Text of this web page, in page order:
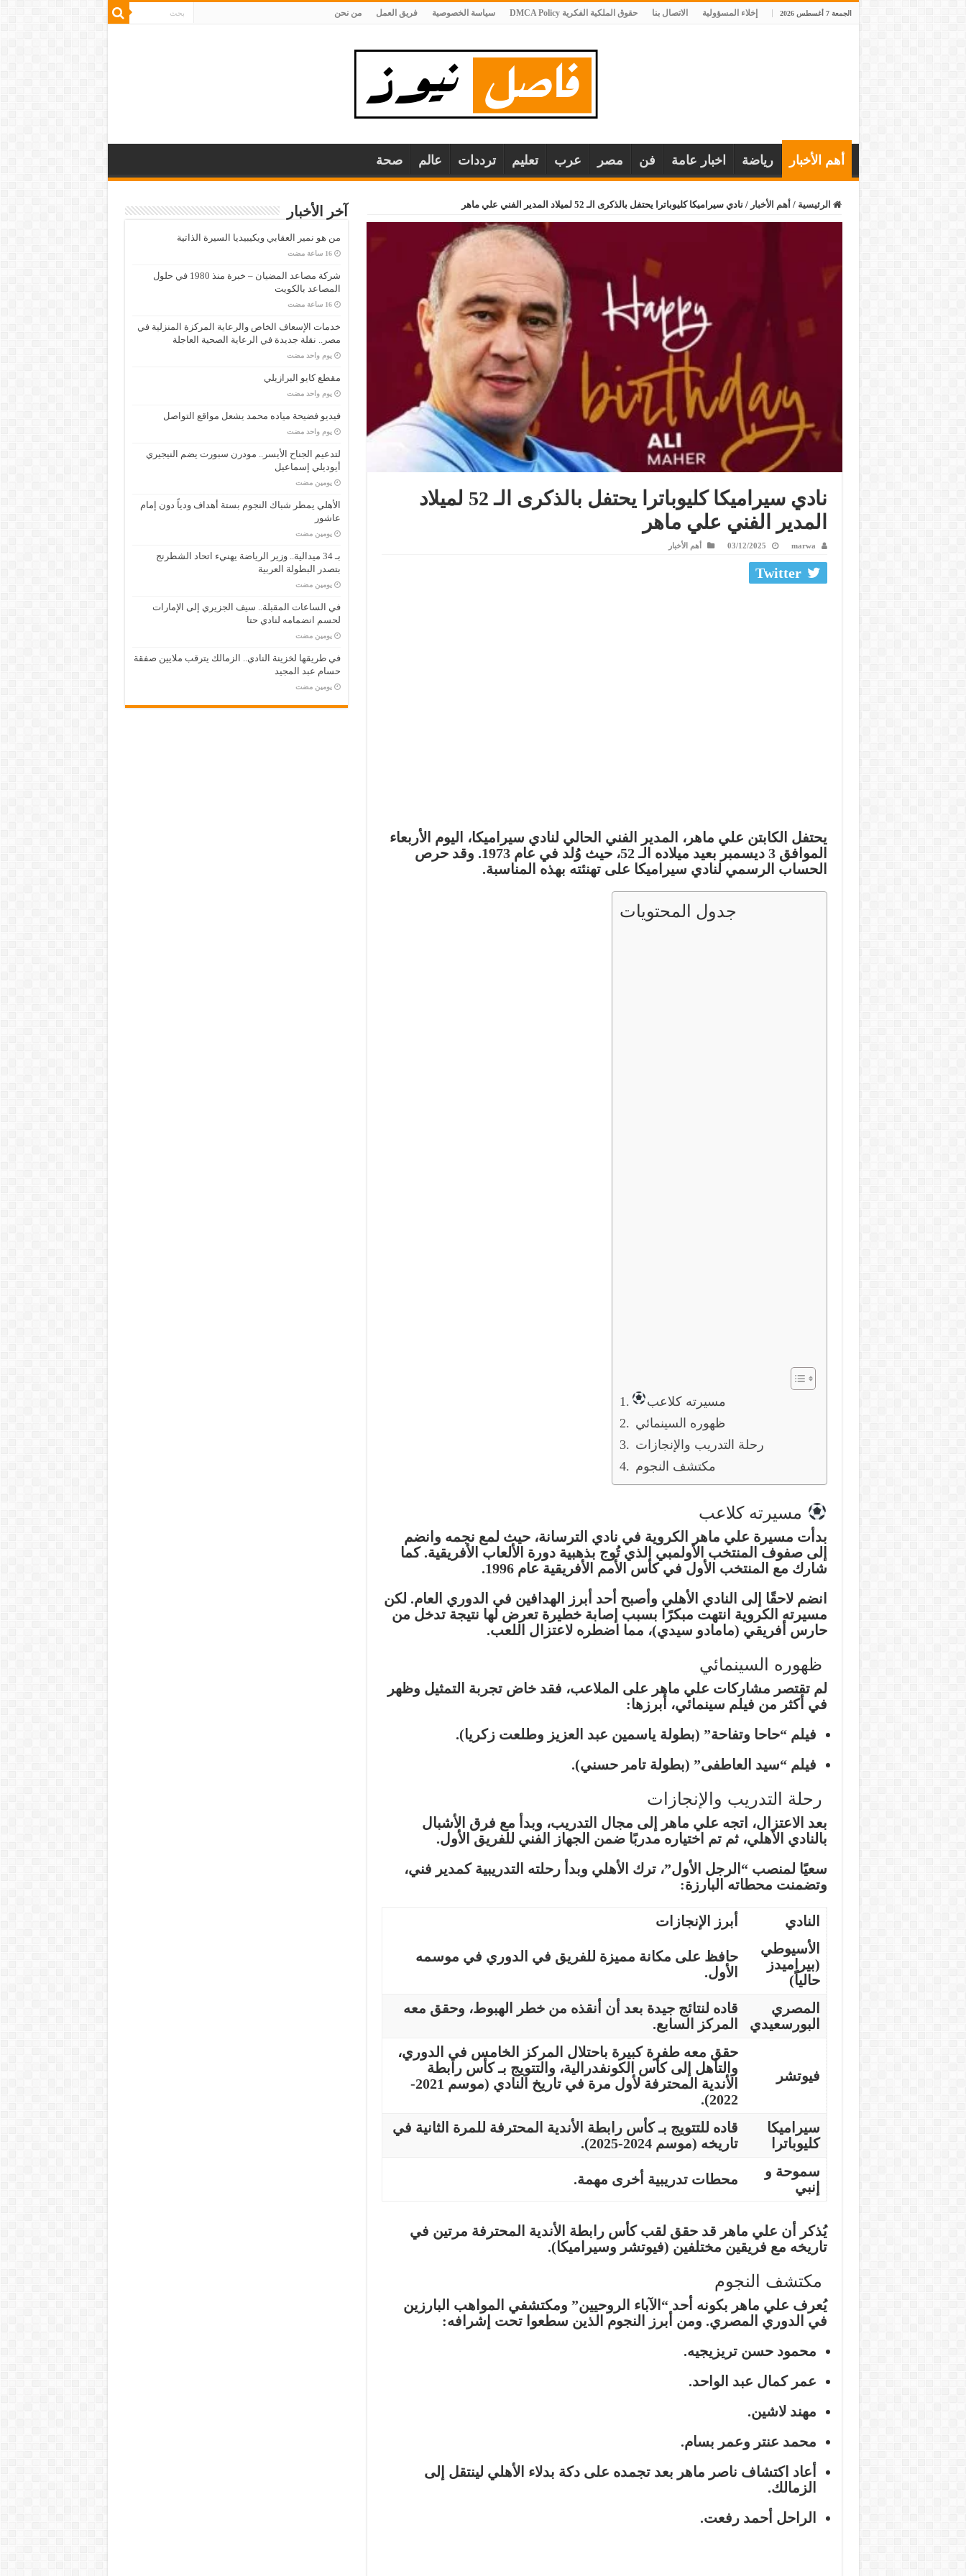
الجمعة 7 أغسطس 2026 إخلاء المسؤولية الاتصال بنا حقوق الملكية الفكرية DMCA Policy سياسة الخصوصية فريق العمل من نحن
أهم الأخبار رياضة اخبار عامة فن مصر عرب تعليم ترددات عالم صحة
الرئيسية / أهم الأخبار / نادي سيراميكا كليوباترا يحتفل بالذكرى الـ 52 لميلاد المدير الفني علي ماهر
نادي سيراميكا كليوباترا يحتفل بالذكرى الـ 52 لميلاد
المدير الفني علي ماهر
marwa
03/12/2025 أهم الأخبار
Twitter
يحتفل الكابتن علي ماهر، المدير الفني الحالي لنادي سيراميكا، اليوم الأربعاء
الموافق 3 ديسمبر بعيد ميلاده الـ 52، حيث وُلد في عام 1973. وقد حرص
الحساب الرسمي لنادي سيراميكا على تهنئته بهذه المناسبة.
جدول المحتويات
مسيرته كلاعب
ظهوره السينمائي
رحلة التدريب والإنجازات
مكتشف النجوم
مسيرته كلاعب
بدأت مسيرة علي ماهر الكروية في نادي الترسانة، حيث لمع نجمه وانضم
إلى صفوف المنتخب الأولمبي الذي تُوج بذهبية دورة الألعاب الأفريقية. كما
شارك مع المنتخب الأول في كأس الأمم الأفريقية عام 1996.
انضم لاحقًا إلى النادي الأهلي وأصبح أحد أبرز الهدافين في الدوري العام. لكن
مسيرته الكروية انتهت مبكرًا بسبب إصابة خطيرة تعرض لها نتيجة تدخل من
حارس أفريقي (مامادو سيدي)، مما اضطره لاعتزال اللعب.
ظهوره السينمائي
لم تقتصر مشاركات علي ماهر على الملاعب، فقد خاض تجربة التمثيل وظهر
في أكثر من فيلم سينمائي، أبرزها:
فيلم “حاحا وتفاحة” (بطولة ياسمين عبد العزيز وطلعت زكريا).
فيلم “سيد العاطفى” (بطولة تامر حسني).
رحلة التدريب والإنجازات
بعد الاعتزال، اتجه علي ماهر إلى مجال التدريب، وبدأ مع فرق الأشبال
بالنادي الأهلي، ثم تم اختياره مدربًا ضمن الجهاز الفني للفريق الأول.
سعيًا لمنصب “الرجل الأول”، ترك الأهلي وبدأ رحلته التدريبية كمدير فني،
وتضمنت محطاته البارزة:
النادي
أبرز الإنجازات
الأسيوطي
(بيراميدز
حالياً)
حافظ على مكانة مميزة للفريق في الدوري في موسمه
الأول.
المصري
البورسعيدي
قاده لنتائج جيدة بعد أن أنقذه من خطر الهبوط، وحقق معه
المركز السابع.
فيوتشر
حقق معه طفرة كبيرة باحتلال المركز الخامس في الدوري،
والتأهل إلى كأس الكونفدرالية، والتتويج بـكأس رابطة
الأندية المحترفة
لأول مرة في تاريخ النادي (موسم 2021-
2022).
سيراميكا
كليوباترا
قاده للتتويج بـكأس رابطة الأندية المحترفة للمرة الثانية في
تاريخه (موسم 2024-2025).
سموحة و
إنبي
محطات تدريبية أخرى مهمة.
يُذكر أن علي ماهر قد حقق لقبكأس رابطة الأندية المحترفة مرتين في
تاريخه مع فريقين مختلفين (فيوتشر وسيراميكا).
مكتشف النجوم
يُعرف علي ماهر بكونه أحد “الآباء الروحيين” ومكتشفي المواهب البارزين
في الدوري المصري. ومن أبرز النجوم الذين سطعوا تحت إشرافه:
محمود حسنتريزيجيه.
عمر كمال عبد الواحد.
مهند لاشين.
محمد عنتر وعمر بسام.
أعاد اكتشاف ناصر ماهر بعد تجمده على دكة بدلاء الأهلي لينتقل إلى
الزمالك.
الراحل أحمد رفعت.
آخر الأخبار
من هو نمير العقابي ويكيبيديا السيرة الذاتية
‏16 ساعة مضت
شركة مصاعد المضيان – خبرة منذ 1980 في حلول
المصاعد بالكويت
‏16 ساعة مضت
خدمات الإسعاف الخاص والرعاية المركزة المنزلية في
مصر.. نقلة جديدة في الرعاية الصحية العاجلة
‏يوم واحد مضت
مقطع كايو البرازيلي
‏يوم واحد مضت
فيديو فضيحة مياده محمد يشعل مواقع التواصل
‏يوم واحد مضت
لتدعيم الجناح الأيسر.. مودرن سبورت يضم النيجيري
أيوديلي إسماعيل
‏يومين مضت
الأهلي يمطر شباك النجوم بستة أهداف ودياً دون إمام
عاشور
‏يومين مضت
بـ 34 ميدالية.. وزير الرياضة يهنيء اتحاد الشطرنج
بتصدر البطولة العربية
‏يومين مضت
في الساعات المقبلة.. سيف الجزيري إلى الإمارات
لحسم انضمامه لنادي حتا
‏يومين مضت
في طريقها لخزينة النادي.. الزمالك يترقب ملايين صفقة
حسام عبد المجيد
‏يومين مضت